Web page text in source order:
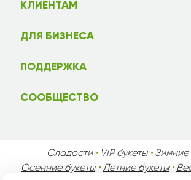
КЛИЕНТАМ
ДЛЯ БИЗНЕСА
ПОДДЕРЖКА
СООБЩЕСТВО
Сладости• VIP букеты• Зимние
Осенние букеты•Летние букеты•